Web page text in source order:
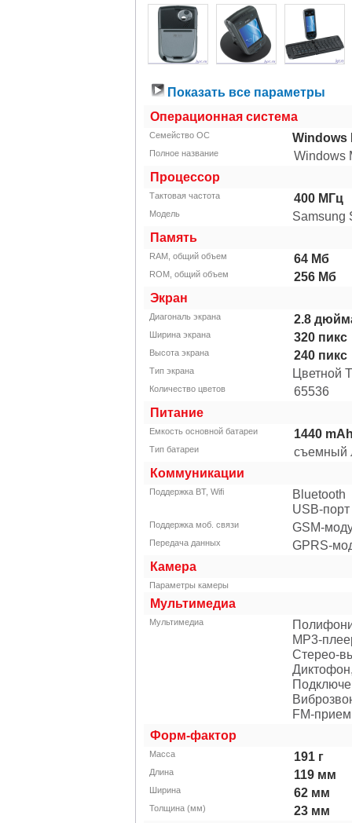
Показать все параметры
Операционная система
Семейство ОС Windows
Полное название
Windows
Процессор
Тактовая частота 400 МГц
Модель
Samsung
Память
RAM, общий объем 64 Мб
ROM, общий объем 256 Мб
Экран
Диагональ экрана 2.8
Ширина экрана 320 пикс
Высота экрана 240 пикс
Тип экрана Цветной
Количество цветов
65536
Питание
Емкость основной батареи 1440
Тип батареи
съемный
Коммуникации
Поддержка BT, Wifi
Bluetooth
USB-порт
Поддержка моб. связи GSM-
Передача данных
GPRS-
Камера
Параметры камеры
Мультимедиа
Мультимедиа
MP3-
Стерео-
FM-
Форм-фактор
Масса 191 г
Длина 119 мм
Ширина 62 мм
Толщина (мм) 23 мм